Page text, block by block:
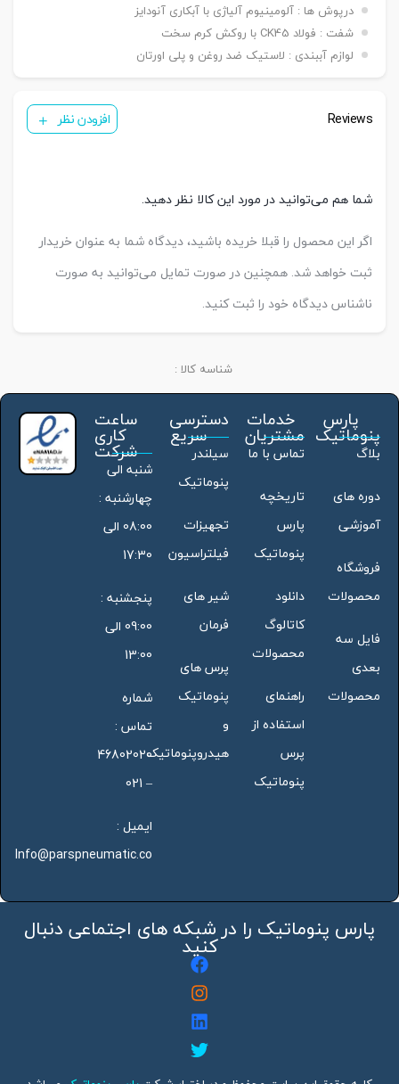
درپوش ها : آلومینیوم آلیاژی با آبکاری آنودایز
شفت : فولاد CK45 با روکش کرم سخت
لوازم آببندی : لاستیک ضد روغن و پلی اورتان
Reviews افزودن نظر
شما هم می‌توانید در مورد این کالا نظر دهید.
اگر این محصول را قبلا خریده باشید، دیدگاه شما به عنوان خریدار
ثبت خواهد شد. همچنین در صورت تمایل می‌توانید به صورت
ناشناس دیدگاه خود را ثبت کنید.
شناسه کالا :
پارس
پنوماتیک
بلاگ
دوره های
آموزشی
فروشگاه
محصولات
فایل سه
بعدی
محصولات
خدمات
مشتریان
تماس با ما
تاریخچه
پارس
پنوماتیک
دانلود
کاتالوگ
محصولات
راهنمای
استفاده از
پرس
پنوماتیک
دسترسی
سریع
سیلندر
پنوماتیک
تجهیزات
فیلتراسیون
شیر های
فرمان
پرس های
پنوماتیک
و
هیدروپنوماتیک
ساعت
کاری
شرکت
شنبه الی
چهارشنبه :
08:00 الی
17:30
پنجشنبه :
09:00 الی
13:00
شماره
تماس :
46802020
– 021
ایمیل :
Info@parspneumatic.co
پارس پنوماتیک را در شبکه های اجتماعی دنبال
کنید